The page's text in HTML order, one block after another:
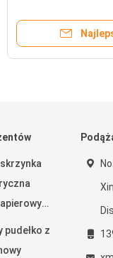
pudełko z